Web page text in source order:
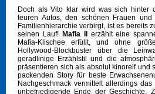
Doch als Vito klar wird was sich hinter
teuren Autos, den schönen Frauen
Familienhierarchie verbirgt, ist es bereits
seinen Lauf! Mafia II
erzählt eine
Mafia-Klischee erfüllt, und ohne
Hollywood-Blockbuster über die
geradlinige Erzählstil und die
präsentieren sich als absolut kinoreif und
packenden Story für beste
Nachgeschmack vermittelt allerdings
unbefriedigende Ende der Geschichte.